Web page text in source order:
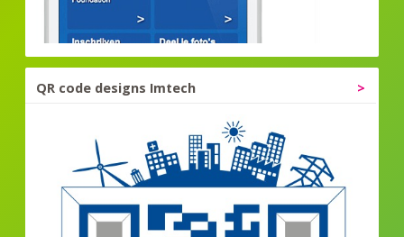
QR code designs Imtech